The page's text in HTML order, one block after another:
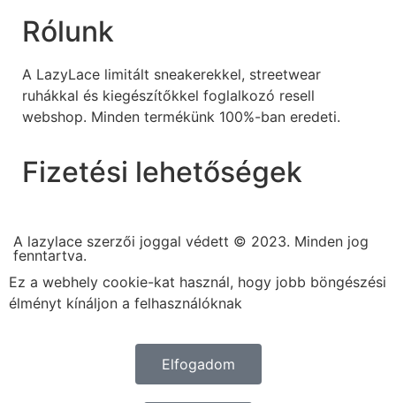
Rólunk
A LazyLace limitált sneakerekkel, streetwear
ruhákkal és kiegészítőkkel foglalkozó resell
webshop. Minden termékünk 100%-ban eredeti.
Fizetési lehetőségek
A lazylace szerzői joggal védett © 2023. Minden jog
fenntartva.
Ez a webhely cookie-kat használ, hogy jobb böngészési
élményt kínáljon a felhasználóknak
Elfogadom